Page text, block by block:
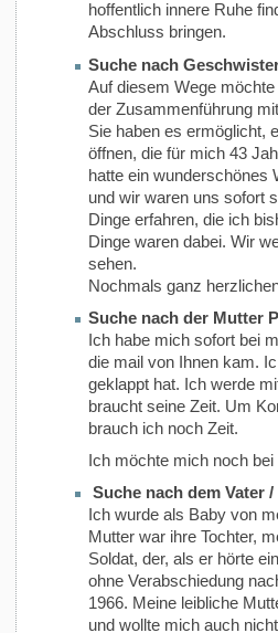
hoffentlich innere Ruhe
Abschluss bringen.
Suche nach
Auf diesem Wege
der Zusammenführung
Sie haben es ermöglicht,
öffnen, die für mich 43
hatte ein wunderschönes
und wir waren uns sofort
Dinge erfahren, die ich
Dinge waren dabei. Wir
sehen.
Nochmals ganz
Suche nach der Mutter
Ich habe mich sofort bei
die mail von Ihnen kam.
geklappt hat. Ich werde
braucht seine Zeit. Um
brauch ich noch Zeit.
Ich möchte mich noch
Suche nach dem Vater
Ich wurde als Baby von
Mutter war ihre Tochter,
Soldat, der, als er hörte
ohne Verabschiedung
1966. Meine leibliche
und wollte mich auch